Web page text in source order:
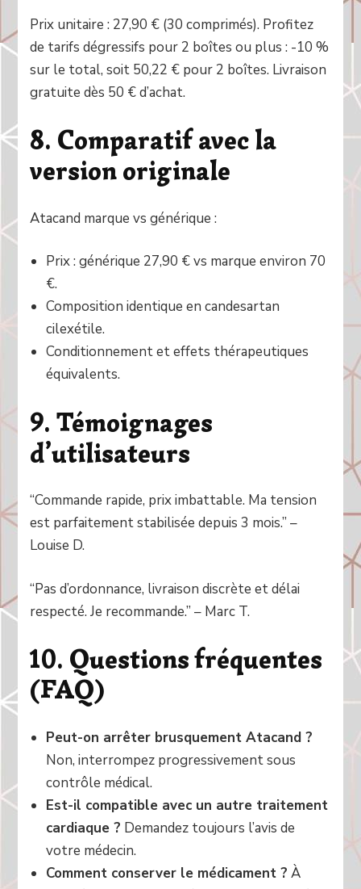
Prix unitaire : 27,90 € (30 comprimés). Profitez
de tarifs dégressifs pour 2 boîtes ou plus : -10 %
sur le total, soit 50,22 € pour 2 boîtes. Livraison
gratuite dès 50 € d’achat.
8. Comparatif avec la
version originale
Atacand marque vs générique :
Prix : générique 27,90 € vs marque environ 70
€.
Composition identique en candesartan
cilexétile.
Conditionnement et effets thérapeutiques
équivalents.
9. Témoignages
d’utilisateurs
“Commande rapide, prix imbattable. Ma tension
est parfaitement stabilisée depuis 3 mois.” –
Louise D.
“Pas d’ordonnance, livraison discrète et délai
respecté. Je recommande.” – Marc T.
10. Questions fréquentes
(FAQ)
Peut-on arrêter brusquement Atacand ?
Non, interrompez progressivement sous
contrôle médical.
Est-il compatible avec un autre traitement
cardiaque ? Demandez toujours l’avis de
votre médecin.
Comment conserver le médicament ? À